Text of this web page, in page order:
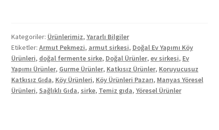
Kategoriler: Ürünlerimiz, Yararlı Bilgiler
Etiketler: Armut Pekmezi, armut sirkesi, Doğal Ev Yapımı Köy
Ürünleri, doğal fermente sirke, Doğal Ürünler, ev sirkesi, Ev
Yapımı Ürünler, Gurme Ürünler, Katkısız Ürünler, Koruyucusuz
Katkısız Gıda, Köy Ürünleri, Köy Ürünleri Pazarı, Manyas Yöresel
Ürünleri, Sağlıklı Gıda, sirke, Temiz gıda, Yöresel Ürünler